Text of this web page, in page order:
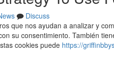
Discuss
que nos ayudan a analizar y
su consentimiento. También
cookies puede https://